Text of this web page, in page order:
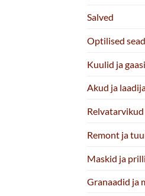
Salved
Optilised
Kuulid ja
Akud ja
Relvatarvikud
Remont ja
Maskid ja
Granaadid ja